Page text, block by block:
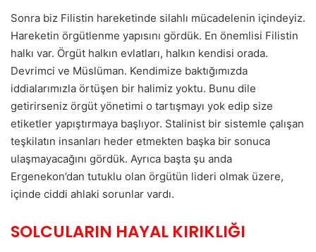
Sonra biz Filistin hareketinde silahlı mücadelenin içindeyiz.
Hareketin örgütlenme yapısını gördük. En önemlisi Filistin
halkı var. Örgüt halkın evlatları, halkın kendisi orada.
Devrimci ve Müslüman. Kendimize baktığımızda
iddialarımızla örtüşen bir halimiz yoktu. Bunu dile
getirirseniz örgüt yönetimi o tartışmayı yok edip size
etiketler yapıştırmaya başlıyor. Stalinist bir sistemle çalışan
teşkilatın insanları heder etmekten başka bir sonuca
ulaşmayacağını gördük. Ayrıca başta şu anda
Ergenekon’dan tutuklu olan örgütün lideri olmak üzere,
içinde ciddi ahlaki sorunlar vardı.
SOLCULARIN HAYAL KIRIKLIĞI